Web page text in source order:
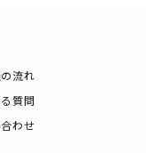
流れ
質問
わせ